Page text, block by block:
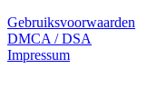
Gebruiksvoorwaarden
DMCA / DSA
Impressum